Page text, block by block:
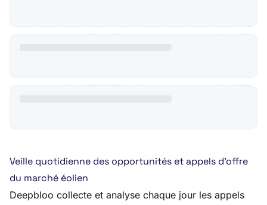
Veille quotidienne des opportunités et appels d’offre
du marché éolien
Deepbloo collecte et analyse chaque jour les appels